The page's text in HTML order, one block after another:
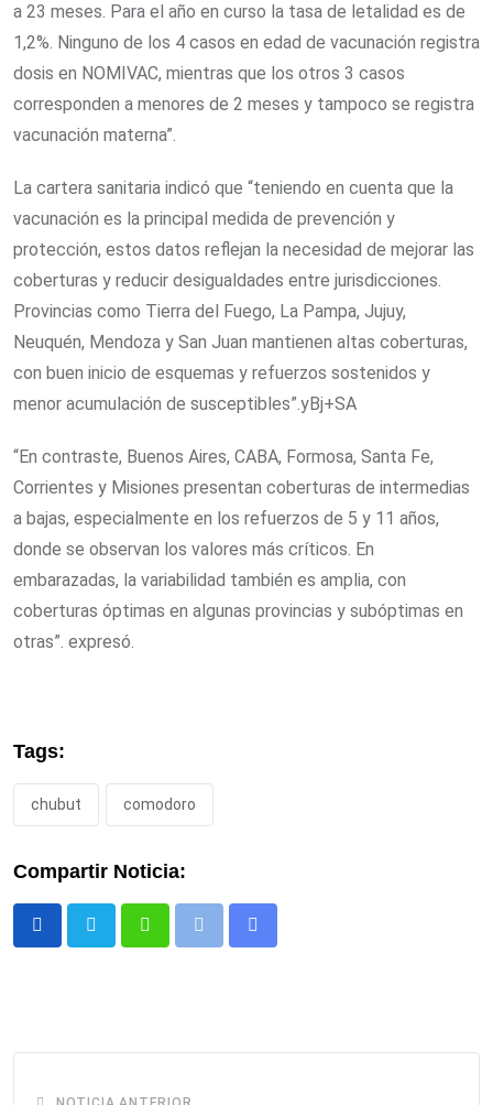
a 23 meses. Para el año en curso la tasa de letalidad es de
1,2%. Ninguno de los 4 casos en edad de vacunación registra
dosis en NOMIVAC, mientras que los otros 3 casos
corresponden a menores de 2 meses y tampoco se registra
vacunación materna”.
La cartera sanitaria indicó que “teniendo en cuenta que la
vacunación es la principal medida de prevención y
protección, estos datos reflejan la necesidad de mejorar las
coberturas y reducir desigualdades entre jurisdicciones.
Provincias como Tierra del Fuego, La Pampa, Jujuy,
Neuquén, Mendoza y San Juan mantienen altas coberturas,
con buen inicio de esquemas y refuerzos sostenidos y
menor acumulación de susceptibles”.yBj+SA
“En contraste, Buenos Aires, CABA, Formosa, Santa Fe,
Corrientes y Misiones presentan coberturas de intermedias
a bajas, especialmente en los refuerzos de 5 y 11 años,
donde se observan los valores más críticos. En
embarazadas, la variabilidad también es amplia, con
coberturas óptimas en algunas provincias y subóptimas en
otras”. expresó.
Tags:
chubut comodoro
Compartir Noticia: